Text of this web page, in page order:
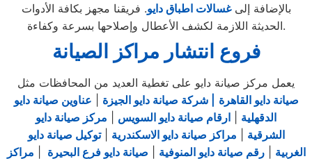
بالإضافة إلىغسالات اطباق دايو. فريقنا مجهز بكافة الأدوات
الحديثة اللازمة لكشف الأعطال وإصلاحها بسرعة وكفاءة.
فروع انتشار مراكز الصيانة
يعمل مركز صيانة دايو على تغطية العديد من المحافظات مثل
صيانة دايو القاهرة
| شركة صيانة دايو الجيزة
عناوين صيانة دايو
الدقهلية
ارقام صيانة دايو السويس
مركز صيانة دايو
الشرقية
مراكز صيانة دايو الاسكندرية |توكيل صيانة دايو
الغربية |رقم صيانة دايو المنوفية صيانة دايو فرع البحيرة
مراكز